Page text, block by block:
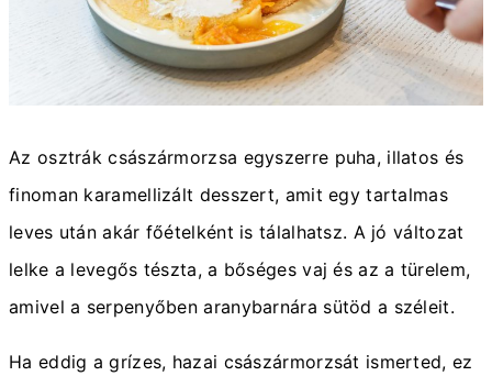
Az osztrák császármorzsa egyszerre puha, illatos és
finoman karamellizált desszert, amit egy tartalmas
leves után akár főételként is tálalhatsz. A jó változat
lelke a levegős tészta, a bőséges vaj és az a türelem,
amivel a serpenyőben aranybarnára sütöd a széleit.
Ha eddig a grízes, hazai császármorzsát ismerted, ez